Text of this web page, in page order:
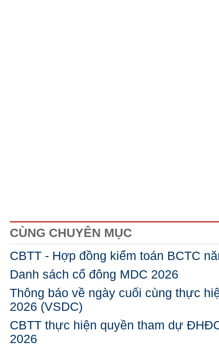
CÙNG CHUYÊN MỤC
CBTT - Hợp đồng kiểm toán BCTC
Danh sách cổ đông MDC 2026
Thông báo về ngày cuối cùng thực
2026 (VSDC)
CBTT thực hiện quyền tham dự
2026